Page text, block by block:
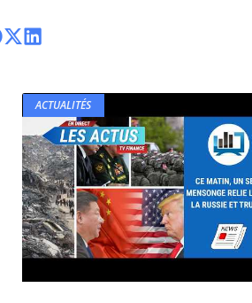
ACTUALITÉS